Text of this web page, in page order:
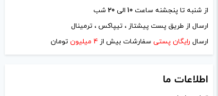
نام*
ایمیل*
از شنبه تا پنجشنه ساعت 10 الی 20 شب
ارسال از طریق پست پیشتاز ، تیپاکس ، ترمینال
ارسال رایگان پستی سفارشات بیش از 4 میلیون تومان
اطلاعات ما